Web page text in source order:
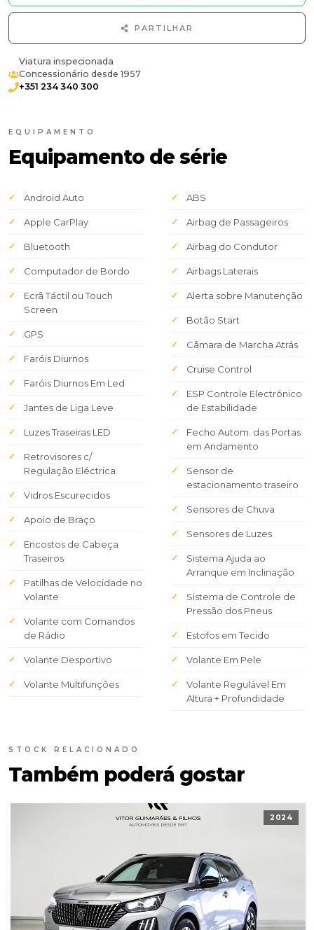
PARTILHAR
Viatura inspecionada
Concessionário desde 1957
+351 234 340 300
EQUIPAMENTO
Equipamento de série
Android Auto
Apple CarPlay
Bluetooth
Computador de Bordo
Ecrã Táctil ou Touch
Screen
GPS
Faróis Diurnos
Faróis Diurnos Em Led
Jantes de Liga Leve
Luzes Traseiras LED
Retrovisores c/
Regulação Eléctrica
Vidros Escurecidos
Apoio de Braço
Encostos de Cabeça
Traseiros
Patilhas de Velocidade no
Volante
Volante com Comandos
de Rádio
Volante Desportivo
Volante Multifunções
ABS
Airbag de Passageiros
Airbag do Condutor
Airbags Laterais
Alerta sobre Manutenção
Botão Start
Câmara de Marcha Atrás
Cruise Control
ESP Controle Electrónico
de Estabilidade
Fecho Autom. das Portas
em Andamento
Sensor de
estacionamento traseiro
Sensores de Chuva
Sensores de Luzes
Sistema Ajuda ao
Arranque em Inclinação
Sistema de Controle de
Pressão dos Pneus
Estofos em Tecido
Volante Em Pele
Volante Regulável Em
Altura + Profundidade
STOCK RELACIONADO
Também poderá gostar
2024